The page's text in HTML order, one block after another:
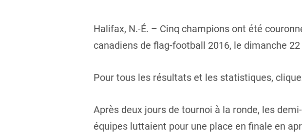
Halifax, N.-É. – Cinq champions ont été
canadiens de flag-football 2016, le dimanche
Pour tous les résultats et les statistiques,
Après deux jours de tournoi à la ronde, les
équipes luttaient pour une place en finale en